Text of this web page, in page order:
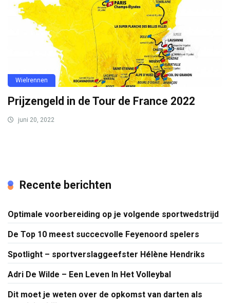
Wielrennen
Prijzengeld in de Tour de France 2022
juni 20, 2022
Recente berichten
Optimale voorbereiding op je volgende sportwedstrijd
De Top 10 meest succecvolle Feyenoord spelers
Spotlight – sportverslaggeefster Hélène Hendriks
Adri De Wilde – Een Leven In Het Volleybal
Dit moet je weten over de opkomst van darten als